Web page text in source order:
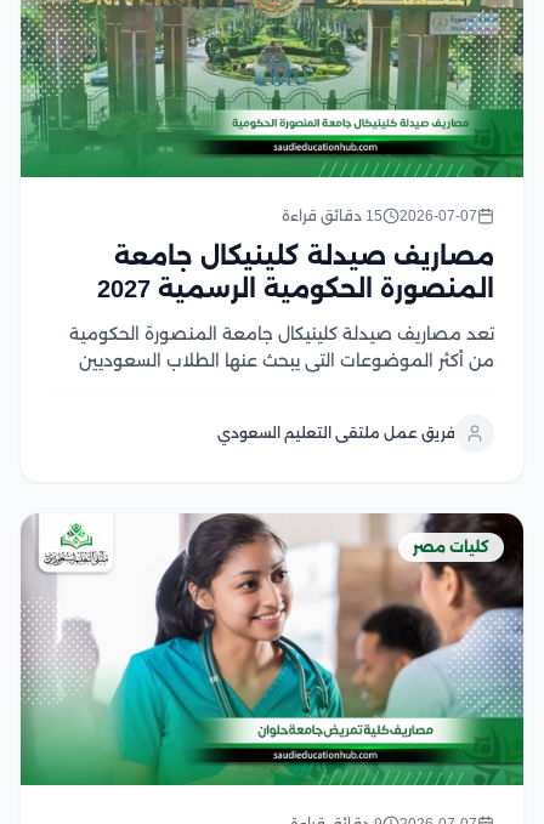
2026-07-07 15 دقائق قراءة
مصاريف صيدلة كلينيكال جامعة
المنصورة الحكومية الرسمية 2027
تعد مصاريف صيدلة كلينيكال جامعة المنصورة الحكومية
من أكثر الموضوعات التي يبحث عنها الطلاب السعوديين
من جودة أكاديمية، وتدريب عملي، وشهادة معترف بها
فريق عمل ملتقى التعليم السعودي
كليات مصر